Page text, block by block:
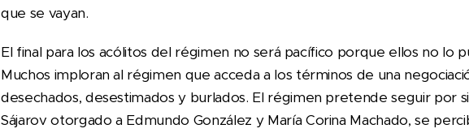
que se vayan.
El final para los acólitos del régimen no será pacífico porque ellos no lo
Muchos imploran al régimen que acceda a los términos de una
desechados, desestimados y burlados. El régimen pretende seguir por
Sájarov otorgado a Edmundo González y María Corina Machado, se